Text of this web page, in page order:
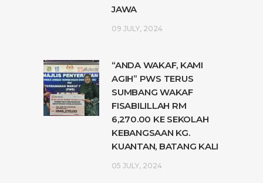
JAWA
09 JULY, 2024
“ANDA WAKAF, KAMI
AGIH” PWS TERUS
SUMBANG WAKAF
FISABILILLAH RM
6,270.00 KE SEKOLAH
KEBANGSAAN KG.
KUANTAN, BATANG KALI
05 JULY, 2024